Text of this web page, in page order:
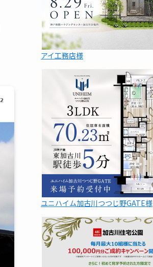
アイ工務店様
ユニハイム加古川つつじ野GATE様